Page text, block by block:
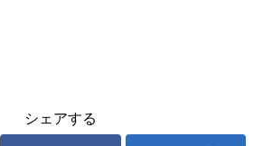
シェアする